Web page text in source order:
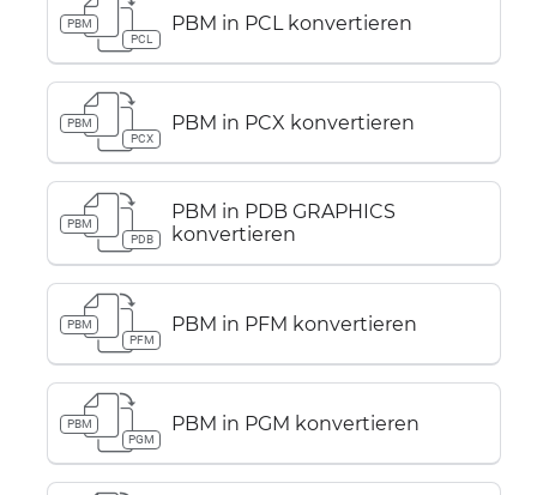
PBM
PCL
PBM in PCL konvertieren
PBM
PCX
PBM in PCX konvertieren
PBM
PDB
PBM in PDB GRAPHICS
konvertieren
PBM
PFM
PBM in PFM konvertieren
PBM
PGM
PBM in PGM konvertieren